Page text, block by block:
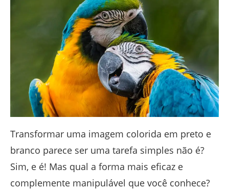
Transformar uma imagem colorida em preto e
branco parece ser uma tarefa simples não é?
Sim, e é! Mas qual a forma mais eficaz e
complemente manipulável que você conhece?